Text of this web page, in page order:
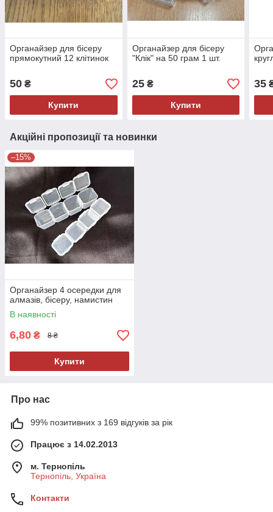
Органайзер для бісеру
прямокутний 12 клітинок
50 ₴
Купити
Органайзер для бісеру
"Клік" на 50 грам 1 шт.
25₴
Купити
35
Акційні пропозиції та новинки
–15%
Органайзер 4 осередки для
алмазів, бісеру, намистин
В наявності
6,80 ₴ 8 ₴
Купити
Про нас
99% позитивних з 169 відгуків за рік
Працює з 14.02.2013
м. Тернопіль
Тернопіль, Україна
Контакти